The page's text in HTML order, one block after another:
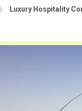
Luxury Hospitality